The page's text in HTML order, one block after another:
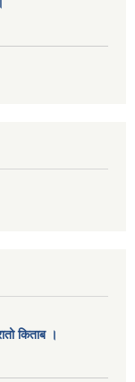
किताब ।